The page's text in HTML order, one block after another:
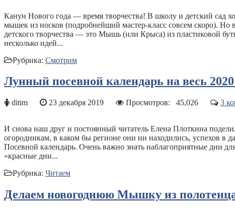
Канун Нового года — время творчества! В школу и детский сад
мышек из носков (подробнейший мастер-класс совсем скоро). Но
детского творчества — это Мышь (или Крыса) из пластиковой
несколько идей...
Рубрика: Смотрим
Лунный посевной календарь на весь
ditim 23 декабря 2019 Просмотров: 45,026 3
И снова наш друг и постоянный читатель Елена Плоткина
огородникам, в каком бы регионе они ни находились, успехов в
Посевной календарь. Очень важно знать наблагоприятные дни
«красные дни...
Рубрика: Читаем
Делаем новогоднюю Мышку из